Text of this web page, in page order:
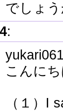
でしょう
4:
こんに
（１）I